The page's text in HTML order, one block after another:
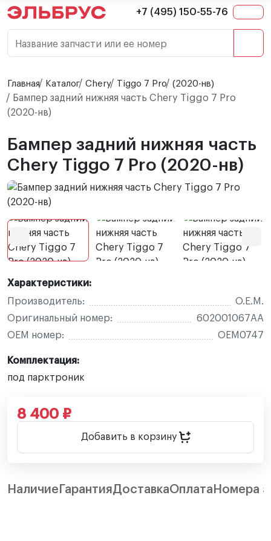
+7 (495) 150-55-76
Название запчасти или ее номер
Главная Каталог Chery Tiggo 7 Pro (2020-нв)
Бампер задний нижняя часть Chery Tiggo 7 Pro
(2020-нв)
Бампер задний нижняя часть
Chery Tiggo 7 Pro (2020-нв)
Характеристики:
Производитель:
O.E.M.
Оригинальный номер:
602001067AA
OEM номер:
OEM0747
Комплектация:
под парктроник
8 400 ₽
Добавить в корзину
Наличие ГарантияДоставкаОплата Номера